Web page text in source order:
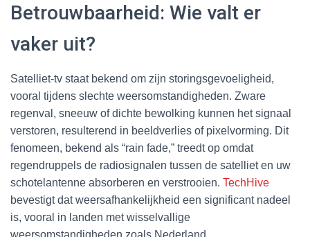
Betrouwbaarheid: Wie valt er
vaker uit?
Satelliet-tv staat bekend om zijn storingsgevoeligheid,
vooral tijdens slechte weersomstandigheden. Zware
regenval, sneeuw of dichte bewolking kunnen het signaal
verstoren, resulterend in beeldverlies of pixelvorming. Dit
fenomeen, bekend als “rain fade,” treedt op omdat
regendruppels de radiosignalen tussen de satelliet en uw
schotelantenne absorberen en verstrooien. TechHive
bevestigt dat weersafhankelijkheid een significant nadeel
is, vooral in landen met wisselvallige
weersomstandigheden zoals Nederland.